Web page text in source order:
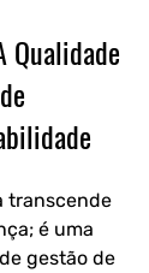
Qualidade
transcende
é uma
gestão de